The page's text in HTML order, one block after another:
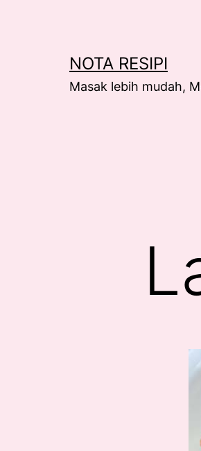
NOTA RESIPI
Masak lebih mudah,